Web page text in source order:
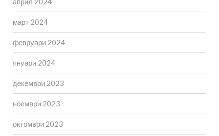
март 2024
февруари 2024
януари 2024
декември 2023
ноември 2023
октомври 2023